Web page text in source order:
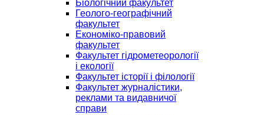
Біологічний факультет
Геолого-географічний
факультет
Економіко-правовий
факультет
Факультет гідрометеорології
і екології
Факультет історії і філології
Факультет журналістики,
реклами та видавничої
справи